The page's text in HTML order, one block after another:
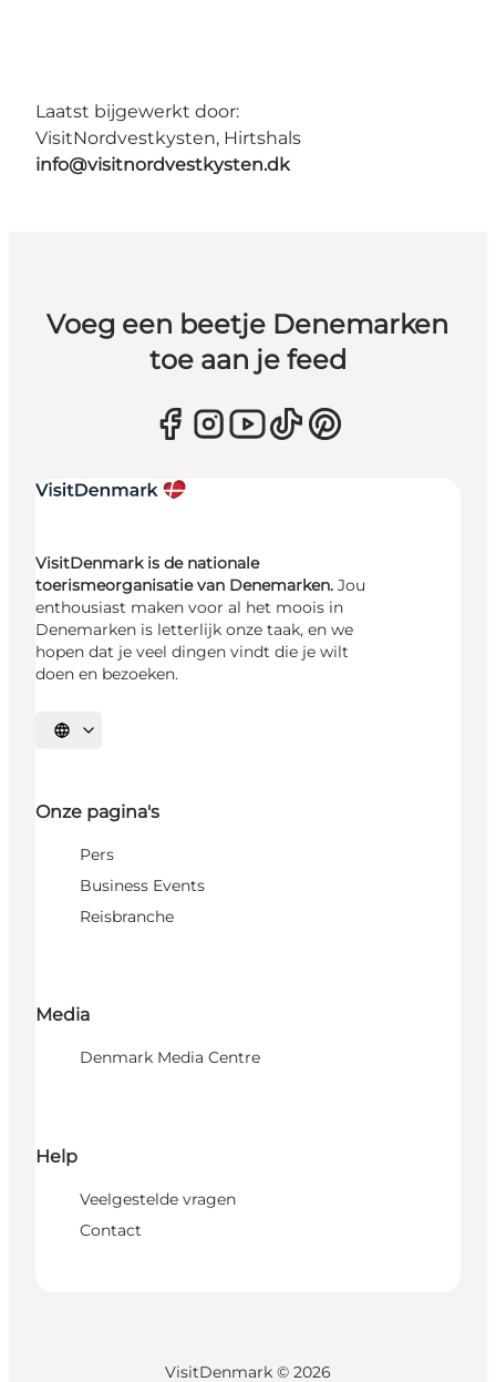
Laatst bijgewerkt door:
VisitNordvestkysten, Hirtshals
info@visitnordvestkysten.dk
Voeg een beetje Denemarken
toe aan je feed
VisitDenmark is de nationale
toerismeorganisatie van Denemarken. Jou
enthousiast maken voor al het moois in
Denemarken is letterlijk onze taak, en we
hopen dat je veel dingen vindt die je wilt
doen en bezoeken.
Selecteer taal
Onze pagina's
Pers
Business Events
Reisbranche
Media
Denmark Media Centre
Help
Veelgestelde vragen
Contact
VisitDenmark © 2026